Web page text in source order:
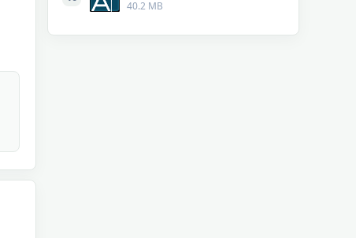
40.2 MB